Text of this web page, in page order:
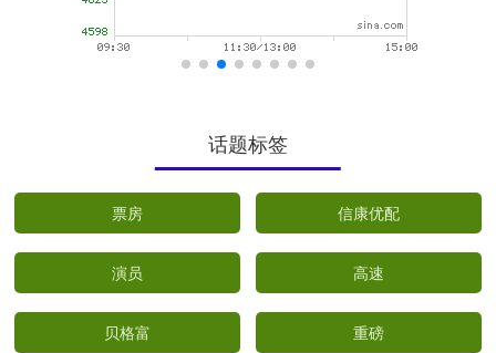
话题标签
票房 信康优配
演员 高速
贝格富 重磅